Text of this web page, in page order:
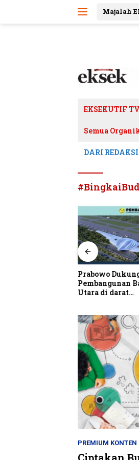
Majalah
EKSEKUTIF TV
Semua
DARI REDAKSI
Prabowo
Pembangunan
Utara di darat
PREMIUM KONTEN
Ciptakan